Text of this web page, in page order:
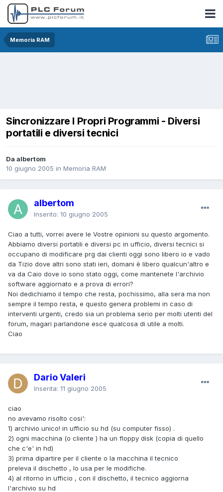
Memoria RAM
Sincronizzare I Propri Programmi - Diversi
portatili e diversi tecnici
Da albertom
10 giugno 2005 in Memoria RAM
albertom
Inserito: 10 giugno 2005
Ciao a tutti, vorrei avere le Vostre opinioni su questo argomento.
Abbiamo diversi portatili e diversi pc in ufficio, diversi tecnici si
occupano di modificare prg dai clienti oggi sono libero io e vado
da Tizio dove altri sono stati ieri, domani è libero qualcun'altro e
va da Caio dove io sono stato oggi, come mantenete l'archivio
software aggiornato e a prova di errori?
Noi dedichiamo il tempo che resta, pochissimo, alla sera ma non
sempre il tempo resta, e questo genera problemi in caso di
interventi urgenti, credo sia un problema serio per molti utenti del
forum, magari parlandone esce qualcosa di utile a molti.
Ciao
Dario Valeri
Inserita: 11 giugno 2005
ciao
no avevamo risolto cosi':
1) archivio unico! in ufficio su hd (su computer fisso) .
2) ogni macchina (o cliente ) ha un floppy disk (copia di quello
che c'e' in hd)
3) prima dipartire per il cliente o la macchina il tecnico
preleva il dischetto , lo usa per le modifiche.
4) al ritorno in ufficio , con il dischetto, il tecnico aggiorna
l'archivio su hd